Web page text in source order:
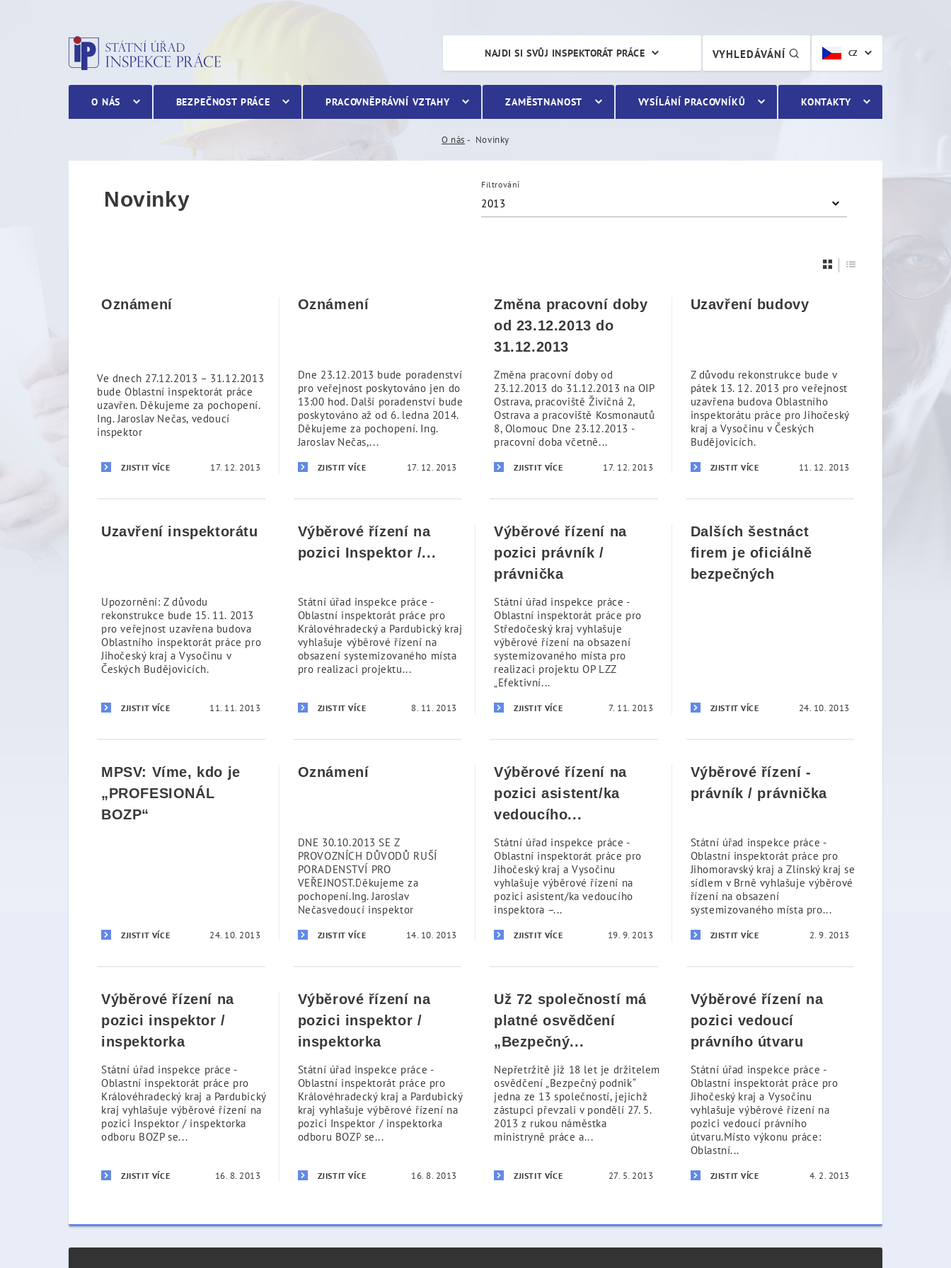
CZ
VYHLEDÁVÁNÍ
NAJDI SI SVŮJ INSPEKTORÁT PRÁCE
O NÁS BEZPEČNOST PRÁCE PRACOVNĚPRÁVNÍ VZTAHY ZAMĚSTNANOST VYSÍLÁNÍ PRACOVNÍKŮ KONTAKTY
O nás Novinky
Novinky
Filtrování
2013
Oznámení
Ve dnech 27.12.2013 – 31.12.2013
bude Oblastní inspektorát práce
uzavřen. Děkujeme za pochopení.
Ing. Jaroslav Nečas, vedoucí
inspektor
ZJISTIT VÍCE 17. 12. 2013
Oznámení
Dne 23.12.2013 bude poradenství
pro veřejnost poskytováno jen do
13:00 hod. Další poradenství bude
poskytováno až od 6. ledna 2014.
Děkujeme za pochopení. Ing.
Jaroslav Nečas,...
ZJISTIT VÍCE 17. 12. 2013
Změna pracovní doby
od 23.12.2013 do
31.12.2013
Změna pracovní doby od
23.12.2013 do 31.12.2013 na OIP
Ostrava, pracoviště Živičná 2,
Ostrava a pracoviště Kosmonautů
8, Olomouc Dne 23.12.2013 -
pracovní doba včetně...
ZJISTIT VÍCE 17. 12. 2013
Uzavření budovy
Z důvodu rekonstrukce bude v
pátek 13. 12. 2013 pro veřejnost
uzavřena budova Oblastního
inspektorátu práce pro Jihočeský
kraj a Vysočinu v Českých
Budějovicích.
ZJISTIT VÍCE 11. 12. 2013
Uzavření inspektorátu
Upozornění: Z důvodu
rekonstrukce bude 15. 11. 2013
pro veřejnost uzavřena budova
Oblastního inspektorát práce pro
Jihočeský kraj a Vysočinu v
Českých Budějovicích.
ZJISTIT VÍCE 11. 11. 2013
Výběrové řízení na
pozici Inspektor /...
Státní úřad inspekce práce -
Oblastní inspektorát práce pro
Královéhradecký a Pardubický kraj
vyhlašuje výběrové řízení na
obsazení systemizovaného místa
pro realizaci projektu...
ZJISTIT VÍCE 8. 11. 2013
Výběrové řízení na
pozici právník /
právnička
Státní úřad inspekce práce -
Oblastní inspektorát práce pro
Středočeský kraj vyhlašuje
výběrové řízení na obsazení
systemizovaného místa pro
realizaci projektu OP LZZ
„Efektivní...
ZJISTIT VÍCE 7. 11. 2013
Dalších šestnáct
firem je oficiálně
bezpečných
ZJISTIT VÍCE 24. 10. 2013
MPSV: Víme, kdo je
„PROFESIONÁL
BOZP“
ZJISTIT VÍCE 24. 10. 2013
Oznámení
DNE 30.10.2013 SE Z
PROVOZNÍCH DŮVODŮ RUŠÍ
PORADENSTVÍ PRO
VEŘEJNOST.Děkujeme za
pochopení.Ing. Jaroslav
Nečasvedoucí inspektor
ZJISTIT VÍCE 14. 10. 2013
Výběrové řízení na
pozici asistent/ka
vedoucího...
Státní úřad inspekce práce -
Oblastní inspektorát práce pro
Jihočeský kraj a Vysočinu
vyhlašuje výběrové řízení na
pozici asistent/ka vedoucího
inspektora –...
ZJISTIT VÍCE 19. 9. 2013
Výběrové řízení -
právník / právnička
Státní úřad inspekce práce -
Oblastní inspektorát práce pro
Jihomoravský kraj a Zlínský kraj se
sídlem v Brně vyhlašuje výběrové
řízení na obsazení
systemizovaného místa pro...
ZJISTIT VÍCE 2. 9. 2013
Výběrové řízení na
pozici inspektor /
inspektorka
Státní úřad inspekce práce -
Oblastní inspektorát práce pro
Královéhradecký kraj a Pardubický
kraj vyhlašuje výběrové řízení na
pozici Inspektor / inspektorka
odboru BOZP se...
ZJISTIT VÍCE 16. 8. 2013
Výběrové řízení na
pozici inspektor /
inspektorka
Státní úřad inspekce práce -
Oblastní inspektorát práce pro
Královéhradecký kraj a Pardubický
kraj vyhlašuje výběrové řízení na
pozici Inspektor / inspektorka
odboru BOZP se...
ZJISTIT VÍCE 16. 8. 2013
Už 72 společností má
platné osvědčení
„Bezpečný...
Nepřetržitě již 18 let je držitelem
osvědčení „Bezpečný podnik“
jedna ze 13 společností, jejichž
zástupci převzali v pondělí 27. 5.
2013 z rukou náměstka
ministryně práce a...
ZJISTIT VÍCE 27. 5. 2013
Výběrové řízení na
pozici vedoucí
právního útvaru
Státní úřad inspekce práce -
Oblastní inspektorát práce pro
Jihočeský kraj a Vysočinu
vyhlašuje výběrové řízení na
pozici vedoucí právního
útvaru.Místo výkonu práce:
Oblastní...
ZJISTIT VÍCE 4. 2. 2013